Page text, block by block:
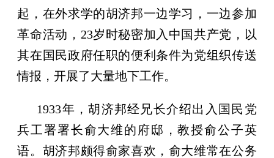
起，在外求学的胡济邦一边学习，一边参加
革命活动，23岁时秘密加入中国共产党，以
其在国民政府任职的便利条件为党组织传送
情报，开展了大量地下工作。
1933年，胡济邦经兄长介绍出入国民党
兵工署署长俞大维的府邸，教授俞公子英
语。胡济邦颇得俞家喜欢，俞大维常在公务